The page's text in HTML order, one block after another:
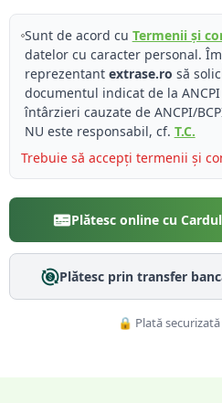
Sunt de acord cu Termenii și
datelor cu caracter personal.
reprezentant extrase.ro să
documentul indicat de la ANCPI
întârzieri cauzate de ANCPI/
NU este responsabil, cf. T.C.
Trebuie să accepți termenii și
Plătesc online cu
Plătesc prin transfer
🔒 Plată